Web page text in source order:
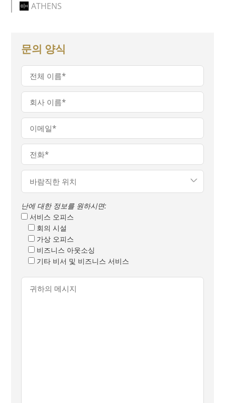
ATHENS
문의 양식
난에 대한 정보를 원하시면:
서비스 오피스
회의 시설
가상 오피스
비즈니스 아웃소싱
기타 비서 및 비즈니스 서비스